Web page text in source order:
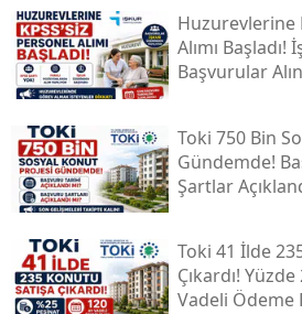
Huzurevlerine
Alımı
Başvurular
Toki̇ 750 Bin
Gündemde!
Şartlar
Toki̇ 41 İlde
Çıkardı!
Vadeli Ödeme